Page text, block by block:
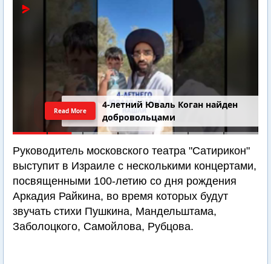
4-летний Юваль Коган найден
добровольцами
Read More
Руководитель московского театра "Сатирикон"
выступит в Израиле с несколькими концертами,
посвященными 100-летию со дня рождения
Аркадия Райкина, во время которых будут
звучать стихи Пушкина, Мандельштама,
Заболоцкого, Самойлова, Рубцова.